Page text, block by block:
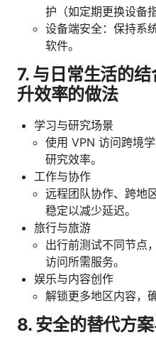
护（如定期更换设备
设备端安全：保持系
软件。
7. 与日常生活的
升效率的做法
学习与研究场景
使用 VPN 访问跨境
研究效率。
工作与协作
远程团队协作、跨地
稳定以减少延迟。
旅行与旅游
出行前测试不同节点
访问所需服务。
娱乐与内容创作
解锁更多地区内容，
8. 安全的替代方